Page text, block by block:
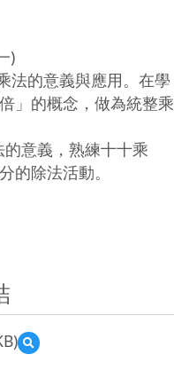
)
法的意義與應用。在學
」的概念，做為統整乘
意義，熟練十十乘
的除法活動。
預
覽